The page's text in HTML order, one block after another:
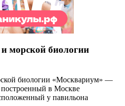
морской биологии
биологии «Москвариум» —
в Москве
у павильона